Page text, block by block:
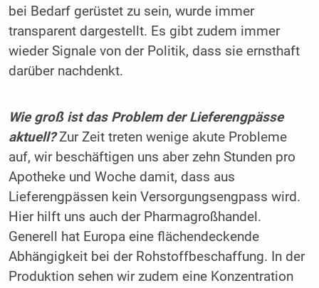
bei Bedarf gerüstet zu sein, wurde immer
transparent dargestellt. Es gibt zudem immer
wieder Signale von der Politik, dass sie ernsthaft
darüber nachdenkt.
Wie groß ist das Problem der Lieferengpässe
aktuell? Zur Zeit treten wenige akute Probleme
auf, wir beschäftigen uns aber zehn Stunden pro
Apotheke und Woche damit, dass aus
Lieferengpässen kein Versorgungsengpass wird.
Hier hilft uns auch der Pharmagroßhandel.
Generell hat Europa eine flächendeckende
Abhängigkeit bei der Rohstoffbeschaffung. In der
Produktion sehen wir zudem eine Konzentration